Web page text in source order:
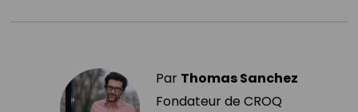
Par Thomas Sanchez
Fondateur de CROQ